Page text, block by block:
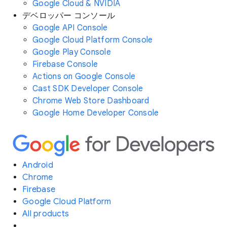
Google Cloud & NVIDIA
デベロッパー コンソール
Google API Console
Google Cloud Platform Console
Google Play Console
Firebase Console
Actions on Google Console
Cast SDK Developer Console
Chrome Web Store Dashboard
Google Home Developer Console
Android
Chrome
Firebase
Google Cloud Platform
All products